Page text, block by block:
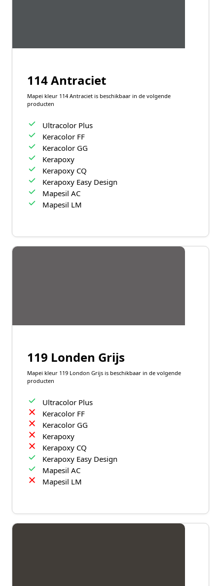
114 Antraciet
Mapei kleur 114 Antraciet is beschikbaar in de volgende
producten
Ultracolor Plus
Keracolor FF
Keracolor GG
Kerapoxy
Kerapoxy CQ
Kerapoxy Easy Design
Mapesil AC
Mapesil LM
119 Londen Grijs
Mapei kleur 119 London Grijs is beschikbaar in de volgende
producten
Ultracolor Plus
Keracolor FF
Keracolor GG
Kerapoxy
Kerapoxy CQ
Kerapoxy Easy Design
Mapesil AC
Mapesil LM